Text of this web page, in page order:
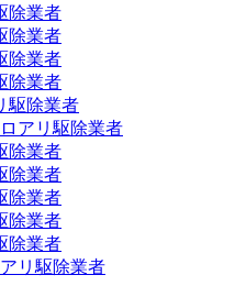
除業者
除業者
除業者
除業者
駆除業者
アリ駆除業者
除業者
除業者
除業者
除業者
除業者
リ駆除業者